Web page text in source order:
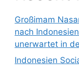
Großimam
nach
unerwartet in
Indonesien